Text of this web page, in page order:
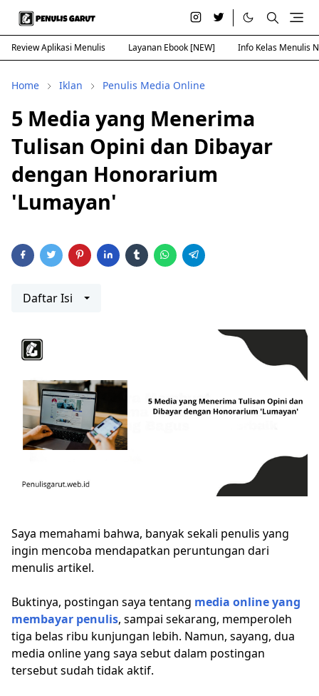
Review Aplikasi Menulis Layanan Ebook [NEW] Info Kelas Menulis
Home Iklan Penulis Media Online
5 Media yang Menerima
Tulisan Opini dan Dibayar
dengan Honorarium
'Lumayan'
Daftar Isi
Saya memahami bahwa, banyak sekali penulis yang
ingin mencoba mendapatkan peruntungan dari
menulis artikel.
Buktinya, postingan saya tentang media online yang
membayar penulis, sampai sekarang, memperoleh
tiga belas ribu kunjungan lebih. Namun, sayang, dua
media online yang saya sebut dalam postingan
tersebut sudah tidak aktif.